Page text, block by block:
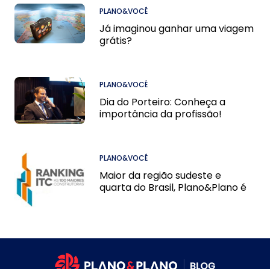
PLANO&VOCÊ
Já imaginou ganhar uma viagem
grátis?
PLANO&VOCÊ
Dia do Porteiro: Conheça a
importância da profissão!
PLANO&VOCÊ
Maior da região sudeste e
quarta do Brasil, Plano&Plano é